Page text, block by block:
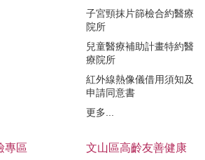
子宮頸抹片篩檢合約醫療
院所
兒童醫療補助計畫特約醫
療院所
紅外線熱像儀借用須知及
申請同意書
更多...
專區
文山區高齡友善健康